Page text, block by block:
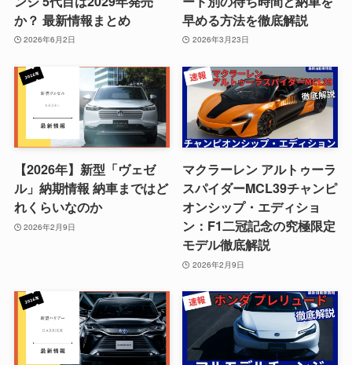
か？ 最新情報まとめ
2026年6月2日
早める方法を徹底解説
2026年3月23日
【2026年】新型「ヴェゼ
ル」納期情報 納車まではど
れくらいなのか
2026年2月9日
マクラーレン アルトゥーラ
スパイダーMCL39チャンピ
オンシップ・エディショ
ン：F1二冠記念の究極限定
モデル徹底解説
2026年2月9日